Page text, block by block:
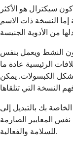
سيكترال هو الأكثر
النسخة ذات الاسم
النشط ويعمل بنفس
الرئيسية عادة ما
شكل الكبسولات. يمكن
بك بالتبديل إلى
نفس المعايير الصارمة
للسلامة والفعالية.